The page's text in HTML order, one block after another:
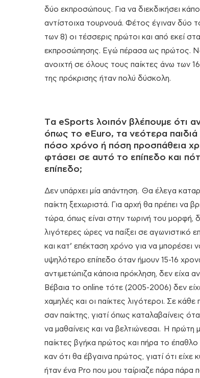
δύο εκπροσώπους. Για να διεκδικήσει
αντίστοιχα τουρνουά. Φέτος έγιναν δύο
των 8) οι τέσσερις πρώτοι και από εκεί
εκπροσώπησης. Εγώ πέρασα ως πρώτος.
ανοιχτή σε όλους τους παίκτες άνω των
της πρόκρισης ήταν πολύ δύσκολη.
Tα eSports λοιπόν βλέπουμε ότι
όπως το eEuro, τα νεότερα
πόσο χρόνο ή πόση προσπάθεια
φτάσει σε αυτό το επίπεδο και
επίπεδο;
Δεν υπάρχει μία απάντηση. Θα έλεγα
παίκτη ξεχωριστά. Για αρχή θα πρέπει να
τώρα, όπως είναι στην τωρινή του μορφή,
λιγότερες ώρες να παίξει σε αγωνιστικό
και κατ’ επέκταση χρόνο για να
υψηλότερο επίπεδο όταν ήμουν 15-16
αντιμετώπιζα κάποια πρόκληση, δεν είχα
Βέβαια το online τότε (2005-2006) δεν
χαμηλές και οι παίκτες λιγότεροι. Σε
σαν παίκτης, γιατί όπως καταλαβαίνεις
να μαθαίνεις και να βελτιώνεσαι. Η
παίκτες βγήκα πρώτος και πήρα το
καν ότι θα έβγαινα πρώτος, γιατί ότι
ήταν ένα Pro που μου ταίριαζε πάρα πάρα